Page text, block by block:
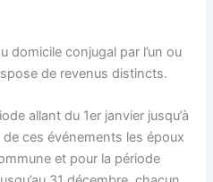
domicile conjugal par l’un ou
de revenus distincts.
allant du 1er janvier jusqu’à
ces événements les époux
et pour la période